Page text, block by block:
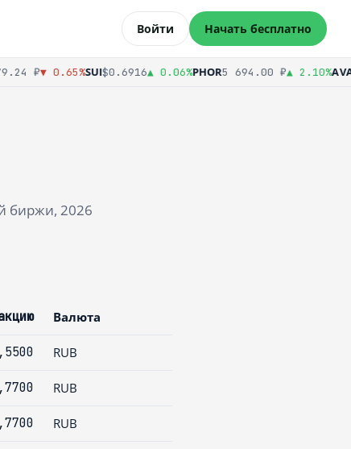
Войти Начать бесплатно
₽ ▼ 0.65%SUI$0.6916▲ 0.06%PHOR5 694.00 ₽ ▲ 2.10%AVAX
биржи, 2026
Валюта
RUB
RUB
RUB